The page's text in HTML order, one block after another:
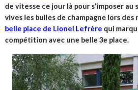
de vitesse ce jour là pour s'imposer au
vives les bulles de champagne lors
belle place de Lionel Lefrère qui
compétition avec une belle 3e place.